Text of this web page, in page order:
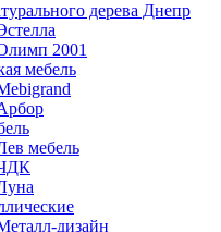
дерева Днепр
2001
мебель
мебель
дизайн